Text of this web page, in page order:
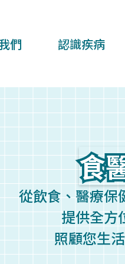
們 認識疾病
食
食
從飲食、醫療保
提供全方
照顧您生